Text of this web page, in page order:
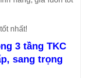
nhất!
3 tầng TKC
sang trọng